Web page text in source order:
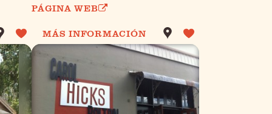
PÁGINA WEB
MÁS INFORMACIÓN